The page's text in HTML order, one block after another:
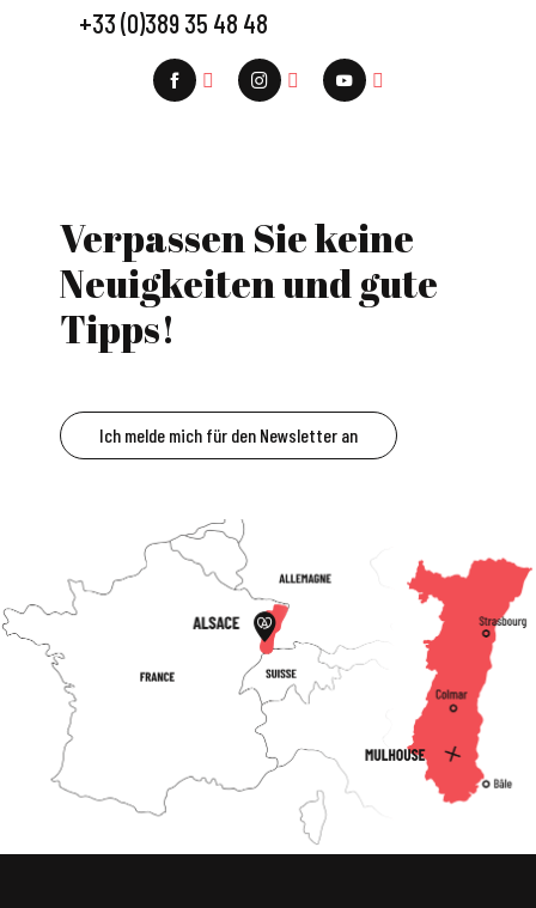
+33 (0)389 35 48 48
Verpassen Sie keine
Neuigkeiten und gute
Tipps!
Ich melde mich für den Newsletter an